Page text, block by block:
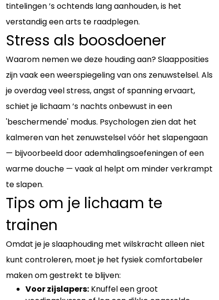
tintelingen ’s ochtends lang aanhouden, is het
verstandig een arts te raadplegen.
Stress als boosdoener
Waarom nemen we deze houding aan? Slaapposities
zijn vaak een weerspiegeling van ons zenuwstelsel. Als
je overdag veel stress, angst of spanning ervaart,
schiet je lichaam ’s nachts onbewust in een
'beschermende' modus. Psychologen zien dat het
kalmeren van het zenuwstelsel vóór het slapengaan
— bijvoorbeeld door ademhalingsoefeningen of een
warme douche — vaak al helpt om minder verkrampt
te slapen.
Tips om je lichaam te
trainen
Omdat je je slaaphouding met wilskracht alleen niet
kunt controleren, moet je het fysiek comfortabeler
maken om gestrekt te blijven:
Voor zijslapers: Knuffel een groot